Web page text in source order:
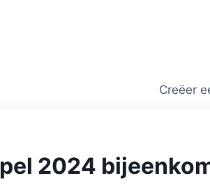
Creëer
2024